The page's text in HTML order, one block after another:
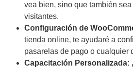
vea bien, sino que también
visitantes.
Configuración de
tienda online, te ayudaré a
pasarelas de pago o cualquier
Capacitación Personalizada: